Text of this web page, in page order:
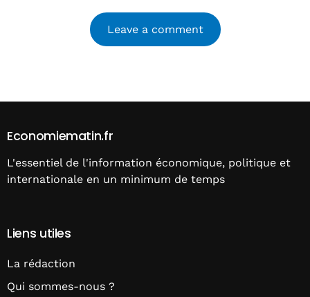
Economiematin.fr
L'essentiel de l'information économique, politique et
internationale en un minimum de temps
Liens utiles
La rédaction
Qui sommes-nous ?